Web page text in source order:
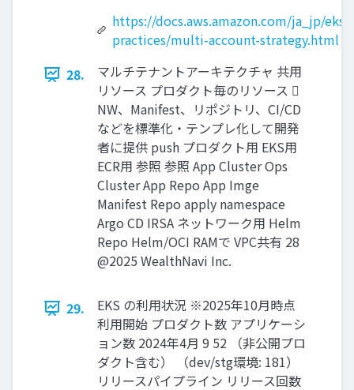
https://docs.aws.amazon.com/ja_jp/
practices/multi-account-strategy.html
28.
マルチテナントアーキテクチャ 共用
リソース プロダクト毎のリソース 󰡇
NW、Manifest、リポジトリ、CI/CD
などを標準化‧テンプレ化して開発
者に提供 push プロダクト用 EKS用
ECR用 参照 参照 App Cluster Ops
Cluster App Repo App Imge
Manifest Repo apply namespace
Argo CD IRSA ネットワーク用 Helm
Repo Helm/OCI RAMで VPC共有 28
@2025 WealthNavi Inc.
29.
EKS の利⽤状況 ※2025年10⽉時点
利⽤開始 プロダクト数 アプリケーシ
ョン数 2024年4⽉ 9 52 （⾮公開プロ
ダクト含む） （dev/stg環境: 181）
リリースパイプライン リリース回数